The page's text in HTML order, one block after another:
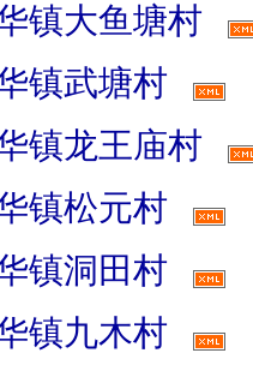
镇大鱼塘村
镇武塘村
镇龙王庙村
镇松元村
镇洞田村
镇九木村